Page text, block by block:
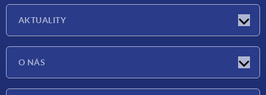
AKTUALITY
O NÁS